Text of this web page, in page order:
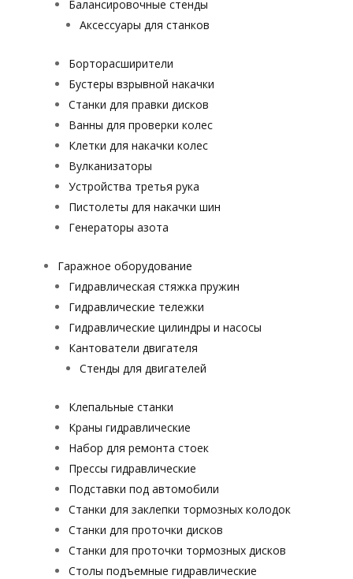
Балансировочные стенды
Аксессуары для станков
Борторасширители
Бустеры взрывной накачки
Станки для правки дисков
Ванны для проверки колес
Клетки для накачки колес
Вулканизаторы
Устройства третья рука
Пистолеты для накачки шин
Генераторы азота
Гаражное оборудование
Гидравлическая стяжка пружин
Гидравлические тележки
Гидравлические цилиндры и насосы
Кантователи двигателя
Стенды для двигателей
Клепальные станки
Краны гидравлические
Набор для ремонта стоек
Прессы гидравлические
Подставки под автомобили
Станки для заклепки тормозных колодок
Станки для проточки дисков
Станки для проточки тормозных дисков
Столы подъемные гидравлические